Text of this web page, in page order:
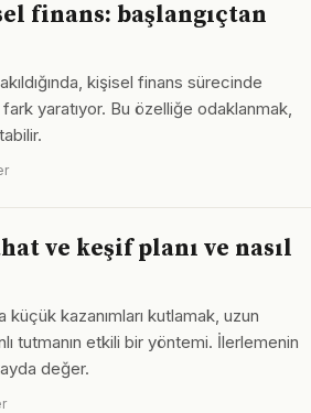
finans: başlangıçtan
kişisel finans sürecinde
yaratıyor. Bu özelliğe odaklanmak,
ve keşif planı ve nasıl
kazanımları kutlamak, uzun
tutmanın etkili bir yöntemi. İlerlemenin
değer.